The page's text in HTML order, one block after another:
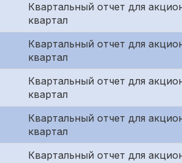
Квартальный отчет для
квартал
Квартальный отчет для
квартал
Квартальный отчет для
квартал
Квартальный отчет для
квартал
Квартальный отчет для